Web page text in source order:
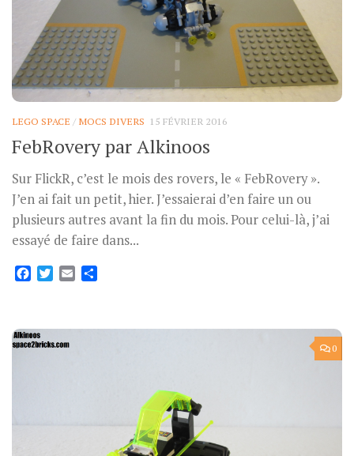
LEGO SPACE / MOCS DIVERS 15 FÉVRIER 2016
FebRovery par Alkinoos
Sur FlickR, c’est le mois des rovers, le « FebRovery ».
J’en ai fait un petit, hier. J’essaierai d’en faire un ou
plusieurs autres avant la fin du mois. Pour celui-là, j’ai
essayé de faire dans...
Facebook
Twitter
Email
0